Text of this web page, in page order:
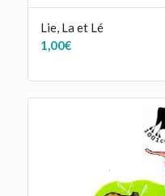
Lie, La et Lé
1,00€